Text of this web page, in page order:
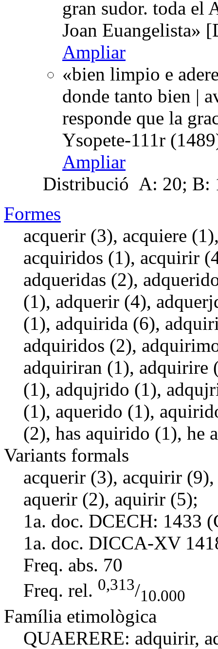
gran sudor. toda el
Joan Euangelista»
Ampliar
«bien limpio e
donde tanto bien |
responde que la
Ysopete-111r
Ampliar
Distribució A: 20; B:
Formes
acquerir (3), acquiere
acquiridos (1), acquirir
adqueridas (2),
(1), adquerir (4),
(1), adquirida (6),
adquiridos (2),
adquiriran (1), adquirire
(1), adqujrido (1),
(1), aquerido (1),
(2), has aquirido (1), he
Variants formals
acquerir (3), acquirir
aquerir (2), aquirir (5);
1a. doc. DCECH: 1433
1a. doc. DICCA-XV
Freq. abs. 70
Freq. rel. 0,313/10.000
Família etimològica
QUAERERE: adquirir,